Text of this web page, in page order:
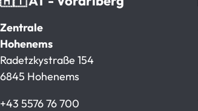
Zentrale
Hohenems
Radetzkystraße 154
6845 Hohenems
+43 5576 76 700